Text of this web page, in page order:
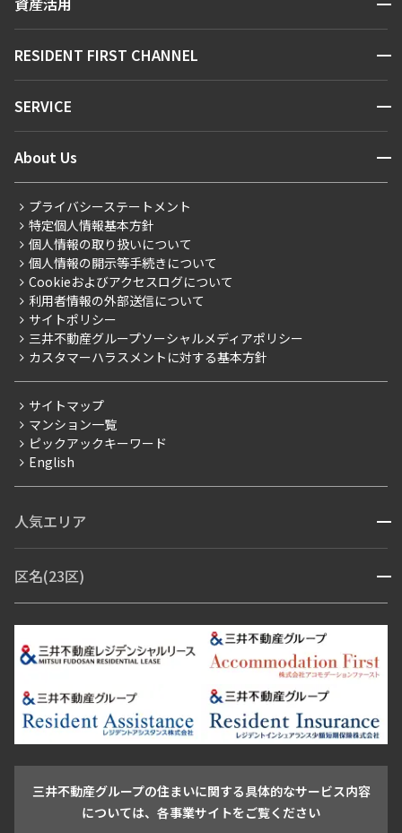
新着情報から探す
新着募集情報
こだわりから探す
こだわり一覧
プレミアムマンション
新築
当社限定（港区・渋谷区）
当社限定（港区・渋谷区以外）
三井不動産企画
賃料改定
フリーレント
ペット可
ブランドマンション
お問い合わせ
お問い合わせ
RESIDENT FIRST CHANNEL 開閉
マンションレポート
住まいのコラム
SERVICE 開閉
会員ページ
ご入居・提携サービス
お部屋探しからご契約まで
よくあるご質問
社宅紹介
【仲介会社様向け】当社仲介事業部取り扱い物件入居申込
About Us 開閉
会社情報
事業案内
採用情報
ニュースリリース
お問い合わせ
プライバシーステートメント
特定個人情報基本方針
個人情報の取り扱いについて
個人情報の開示等手続きについて
Cookieおよびアクセスログについて
利用者情報の外部送信について
サイトポリシー
三井不動産グループソーシャルメディアポリシー
カスタマーハラスメントに対する基本方針
サイトマップ
マンション一覧
ピックアックキーワード
English
人気エリア 開閉
青山・表参道・原宿
市ヶ谷・神楽坂・飯田橋
三田・芝・浜松町
芝浦・汐留・品川
月島・勝どき・豊洲
本郷・春日・小石川
目白・高田馬場・早稲田
池尻大橋・三軒茶屋
祐天寺・学芸大学・自由が丘
駒沢・用賀・二子玉川
成城・砧
池袋・板橋・王子
青山 渋谷 東京・大手町 新宿 品川
目黒・中目黒
区名(23区) 開閉
江東区 台東区 墨田区
中野区
豊島区
杉並区 板橋区 練馬区 荒川区
足立区
葛飾区
江戸川区
三井不動産グループの住まいに関する具体的なサービス内容
については、各事業サイトをご覧ください